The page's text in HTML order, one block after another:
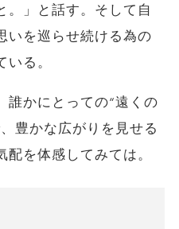
。」と話す。そして自
いを巡らせ続ける為の
る。
誰かにとっての“遠くの
豊かな広がりを見せる
を体感してみては。